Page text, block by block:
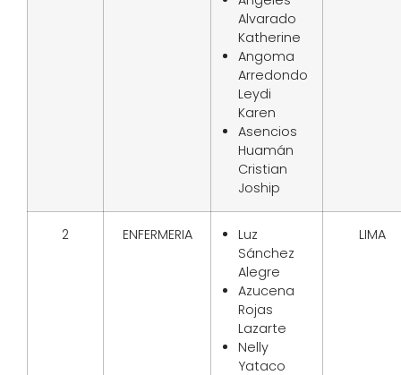
Alvarado
Katherine
Angoma
Arredondo
Leydi
Karen
Asencios
Huamán
Cristian
Joship
2 ENFERMERIA
Luz
Sánchez
Alegre
Azucena
Rojas
Lazarte
Nelly
Yataco
LIMA